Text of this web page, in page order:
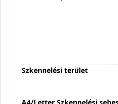
Szkennelési terület
A4/Letter Szkennelési